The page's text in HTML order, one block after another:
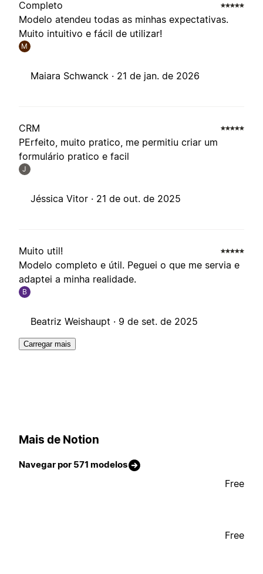
Completo
Modelo atendeu todas as minhas expectativas.
Muito intuitivo e fácil de utilizar!
M
Maiara Schwanck · 21 de jan. de 2026
CRM
PErfeito, muito pratico, me permitiu criar um
formulário pratico e facil
J
Jéssica Vitor · 21 de out. de 2025
Muito util!
Modelo completo e útil. Peguei o que me servia e
adaptei a minha realidade.
B
Beatriz Weishaupt · 9 de set. de 2025
Carregar mais
Mais de Notion
Navegar por 571 modelos
Free
Free